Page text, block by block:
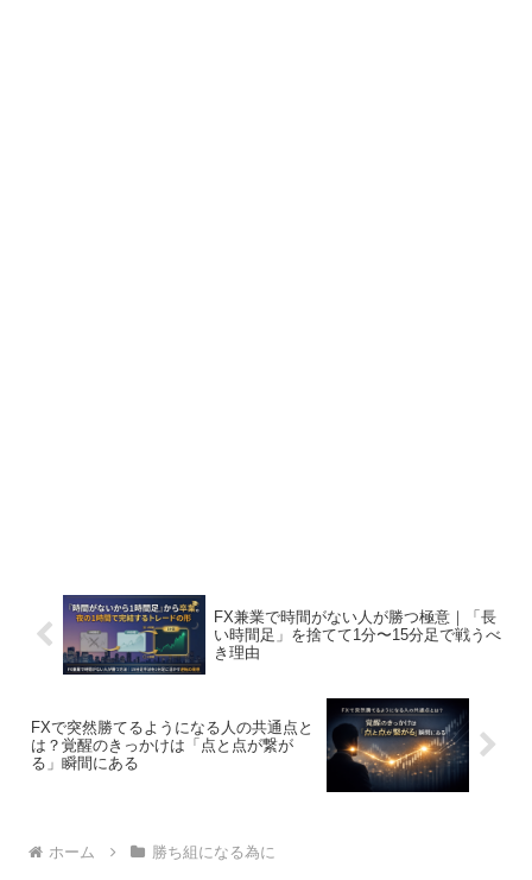
FX兼業で時間がない人が勝つ極意｜「長
い時間足」を捨てて1分〜15分足で戦うべ
き理由
FXで突然勝てるようになる人の共通点と
は？覚醒のきっかけは「点と点が繋が
る」瞬間にある
ホーム 勝ち組になる為に